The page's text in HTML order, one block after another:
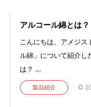
アルコール綿とは？
こんにちは、アメジ
ル綿」について紹介し
は？ ...
製品紹介